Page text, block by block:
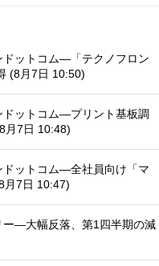
ットコム—「テクノフロン
(8月7日 10:50)
ットコム—プリント基板調
月7日 10:48)
ットコム—全社員向け「マ
月7日 10:47)
—大幅反落、第1四半期の減